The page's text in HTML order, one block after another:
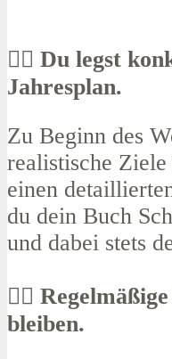
✍🏻​ Du legst
Jahresplan.
Zu Beginn des
realistische
einen
du dein Buch
und dabei stets
✍🏼
bleiben.